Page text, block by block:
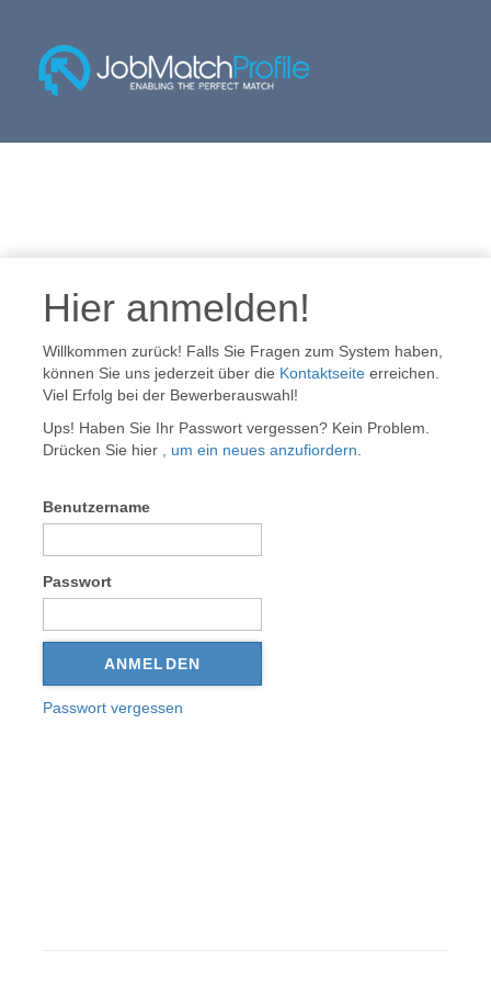
Hier anmelden!
Willkommen zurück! Falls Sie Fragen zum System haben,
können Sie uns jederzeit über die Kontaktseite erreichen.
Viel Erfolg bei der Bewerberauswahl!
Ups! Haben Sie Ihr Passwort vergessen? Kein Problem.
Drücken Sie hier
, um ein neues anzufiordern
Benutzername
Passwort
ANMELDEN
Passwort vergessen